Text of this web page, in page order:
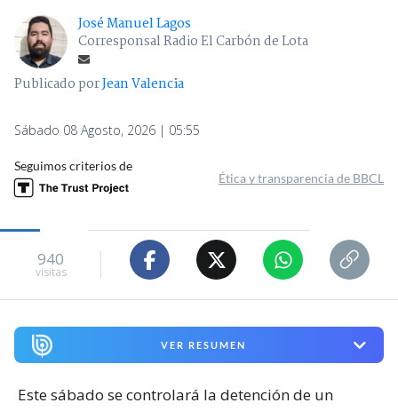
José Manuel Lagos
Corresponsal Radio El Carbón de Lota
Publicado porJean Valencia
Sábado 08 Agosto, 2026 | 05:55
Seguimos criterios de
Ética y transparencia de BBCL
940
visitas
VER RESUMEN
Este sábado se controlará la detención de un